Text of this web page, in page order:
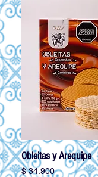
Vista
Obleitas y Arequipe
Precio
$ 34.900